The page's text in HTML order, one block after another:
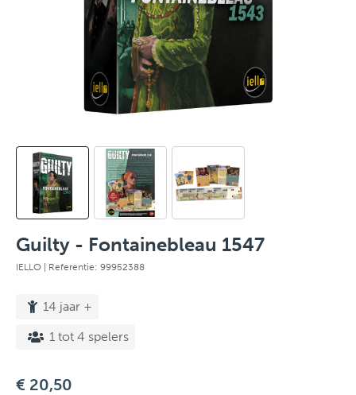
Guilty - Fontainebleau 1547
IELLO | Referentie: 99952388
14 jaar +
1 tot 4 spelers
€ 20,50